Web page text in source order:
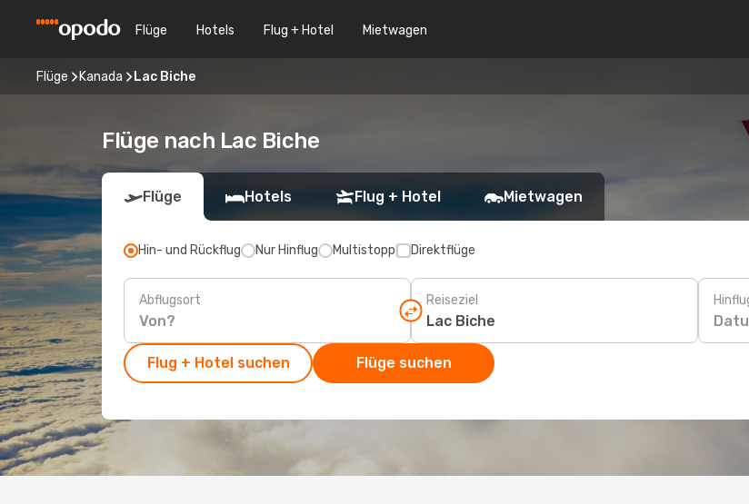
Flüge Hotels Flug + Hotel Mietwagen
Flüge Kanada Lac Biche
Flüge nach Lac Biche
Flüge Hotels Flug + Hotel Mietwagen
Hin- und Rückflug Nur Hinflug Multistopp Direktflüge
Abflugsort Reiseziel
Flug + Hotel suchen Flüge suchen